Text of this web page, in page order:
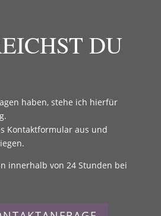
DU
haben, stehe ich hierfür
Kontaktformular aus und
innerhalb von 24 Stunden bei